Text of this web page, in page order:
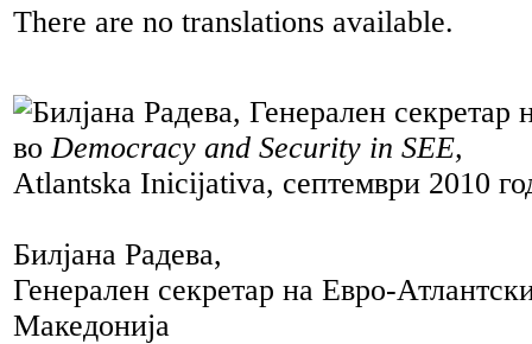
There are no translations available.
воDemocracy and Security in SEE,
Atlantska Inicijativa, септември 2010
Билјана Радева,
Генерален секретар на Евро-
Македонија